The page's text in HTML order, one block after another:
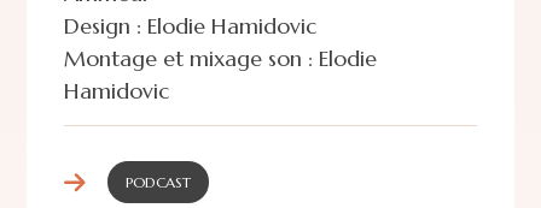
Design : Elodie Hamidovic
Montage et mixage son : Elodie
Hamidovic
PODCAST